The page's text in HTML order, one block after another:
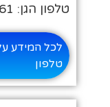
טלפון הגן: 03-6479361
לכל המידע על
טלפון